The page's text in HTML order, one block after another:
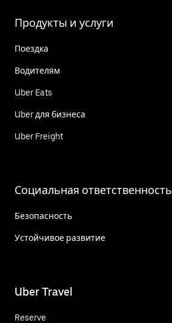
Продукты и услуги
Поездка
Водителям
Uber Eats
Uber для бизнеса
Uber Freight
Социальная ответственность
Безопасность
Устойчивое развитие
Uber Travel
Reserve